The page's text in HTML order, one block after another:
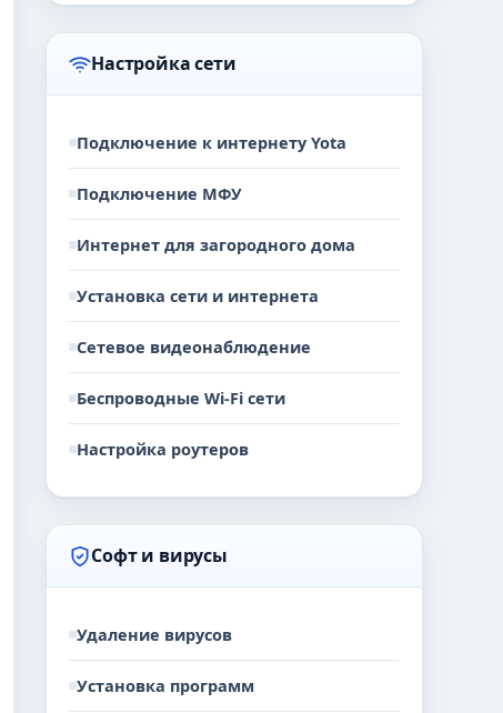
Настройка сети
Подключение к интернету Yota
Подключение МФУ
Интернет для загородного дома
Установка сети и интернета
Сетевое видеонаблюдение
Беспроводные Wi-Fi сети
Настройка роутеров
Софт и вирусы
Удаление вирусов
Установка программ